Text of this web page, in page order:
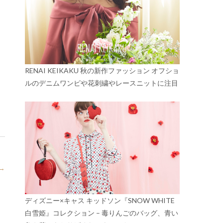
RENAI KEIKAKU 秋の新作ファッション オフショ
ルのデニムワンピや花刺繍やレースニットに注目
ディズニー×キャス キッドソン『SNOW WHITE
白雪姫』コレクション – 毒りんごのバッグ、青い